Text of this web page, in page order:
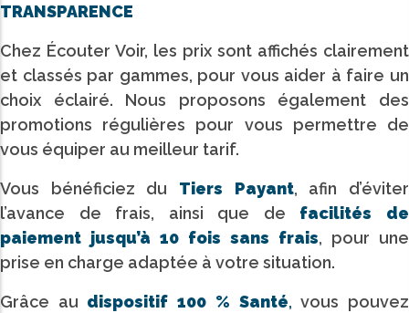
TRANSPARENCE
Chez Écouter Voir, les prix sont affichés clairement
et classés par gammes, pour vous aider à faire un
choix éclairé. Nous proposons également des
promotions régulières pour vous permettre de
vous équiper au meilleur tarif.
Vous bénéficiez du Tiers Payant, afin d’éviter
l’avance de frais, ainsi que de facilités de
paiement jusqu’à 10 fois sans frais, pour une
prise en charge adaptée à votre situation.
Grâce au dispositif 100 % Santé, vous pouvez